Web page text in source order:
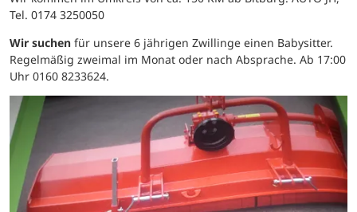
Tel. 0174 3250050
Wir suchen für unsere 6 jährigen Zwillinge einen Babysitter.
Regelmäßig zweimal im Monat oder nach Absprache. Ab 17:00
Uhr 0160 8233624.